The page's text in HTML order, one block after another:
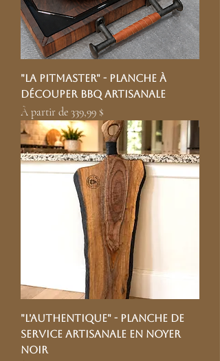
"La Pitmaster" - Planche à
découper BBQ artisanale
À partir de 339,99 $
Prix promotionnel
"L'authentique" - Planche de
service artisanale en noyer
noir